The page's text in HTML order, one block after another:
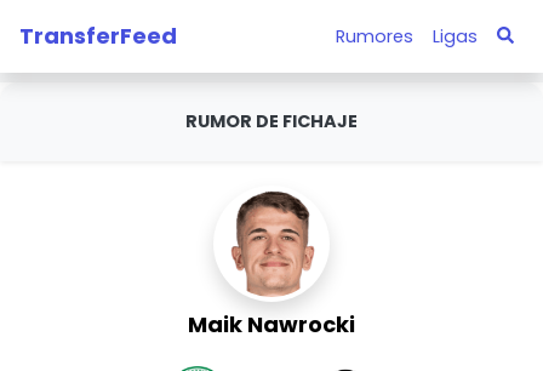
TransferFeed Rumores Ligas
RUMOR DE FICHAJE
Maik Nawrocki